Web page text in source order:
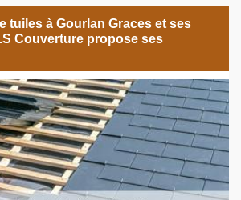
tuiles à Gourlan Graces et ses
Couverture propose ses